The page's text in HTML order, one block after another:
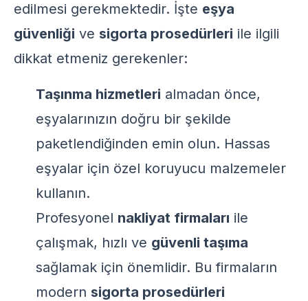
edilmesi gerekmektedir. İşte eşya
güvenliği ve sigorta prosedürleri ile ilgili
dikkat etmeniz gerekenler:
Taşınma hizmetleri almadan önce,
eşyalarınızın doğru bir şekilde
paketlendiğinden emin olun. Hassas
eşyalar için özel koruyucu malzemeler
kullanın.
Profesyonel nakliyat firmaları ile
çalışmak, hızlı ve güvenli taşıma
sağlamak için önemlidir. Bu firmaların
modern sigorta prosedürleri